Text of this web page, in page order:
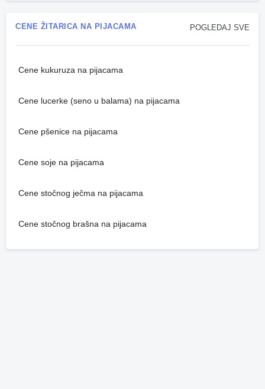
POGLEDAJ SVE
CENE ŽITARICA NA PIJACAMA
Cene kukuruza na pijacama
Cene lucerke (seno u balama) na pijacama
Cene pšenice na pijacama
Cene soje na pijacama
Cene stočnog ječma na pijacama
Cene stočnog brašna na pijacama